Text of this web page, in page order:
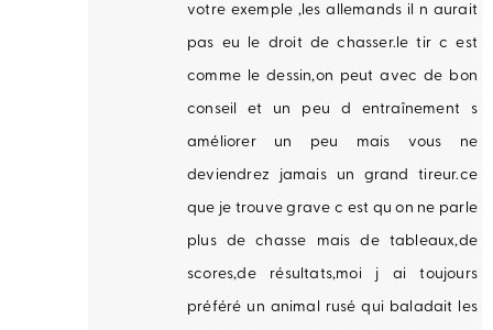
votre exemple ,les allemands il n aurait
pas eu le droit de chasser.le tir c est
comme le dessin,on peut avec de bon
conseil et un peu d entraînement s
améliorer un peu mais vous ne
deviendrez jamais un grand tireur.ce
que je trouve grave c est qu on ne parle
plus de chasse mais de tableaux,de
scores,de résultats,moi j ai toujours
préféré un animal rusé qui baladait les